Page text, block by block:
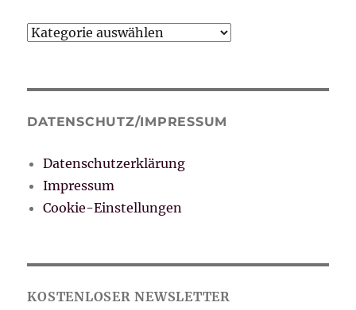
Kategorien
DATENSCHUTZ/IMPRESSUM
Datenschutzerklärung
Impressum
Cookie-Einstellungen